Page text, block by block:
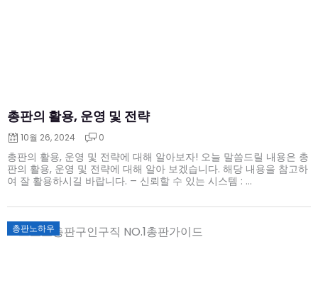
총판의 활용, 운영 및 전략
10월 26, 2024 0
총판의 활용, 운영 및 전략에 대해 알아보자! 오늘 말씀드릴 내용은 총
판의 활용, 운영 및 전략에 대해 알아 보겠습니다. 해당 내용을 참고하
여 잘 활용하시길 바랍니다. – 신뢰할 수 있는 시스템 : ...
총판노하우
Posted
on